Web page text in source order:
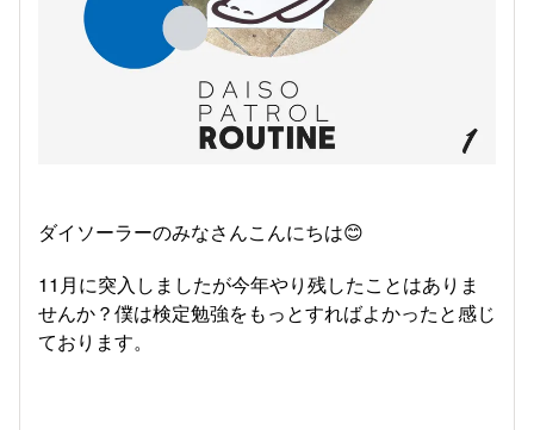
ダイソーラーのみなさんこんにちは😊
11月に突入しましたが今年やり残したことはありま
せんか？僕は検定勉強をもっとすればよかったと感じ
ております。